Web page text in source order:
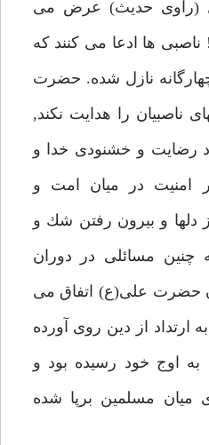
(راوى حديث) عرض مى
ناصبى ها ادعا مى كنند كه
چهارگانه نازل شده. حضرت
ناصبيان را هدايت نكند,
رضايت و خشنودى خدا و
امنيت در ميان امت و
و بيرون رفتن شك و
چنين مسائلى در دوران
حضرت على(ع) اتفاق مى
به ارتداد از دين روى آورده
به اوج خود رسيده بود و
ميان مسلمين برپا شده